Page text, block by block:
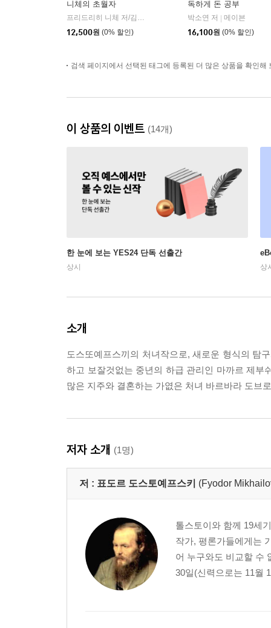
니체의 초월자
프리드리히 니체 저/김철 편역
12,500원 (0% 할인)
독하게 돈 공부
박소연 저
메이븐
16,100원 (0% 할인)
검색 페이지에서 선택된 태그에 등록된 더 많은 상품을 확인해
이 상품의 이벤트 (14개)
한 눈에 보는 YES24 단독 선출간
상시 상
소개
도스또예프스끼의 처녀작으로, 새로운 형식의 탐
하고 보잘것없는 중년의 하급 관리인 마까르 제부
많은 지주와 결혼하는 가엾은 처녀 바르바라 도브
저자 소개 (1명)
저 : 표도르 도스토예프스키 (Fyodor
톨스토이와 함께 19세
작가, 평론가들에게는
어 누구와도 비교할 수
30일(신력으로는 11월